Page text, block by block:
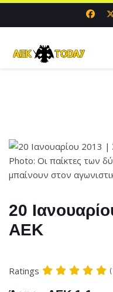
Photo: Οι παίκτες των
μπαίνουν στον
20
ΑΕΚ
Ratings